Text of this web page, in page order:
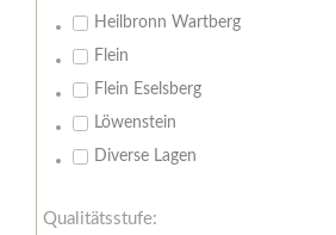
Heilbronn Wartberg
Flein
Flein Eselsberg
Löwenstein
Diverse Lagen
Qualitätsstufe: